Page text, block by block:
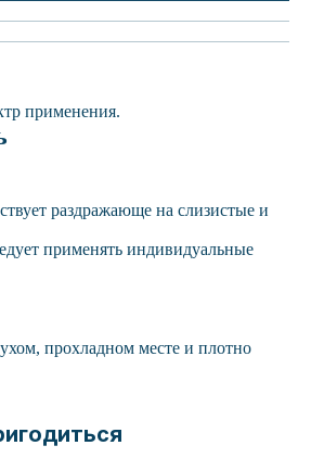
применения.
раздражающе на слизистые и
применять индивидуальные
прохладном месте и плотно